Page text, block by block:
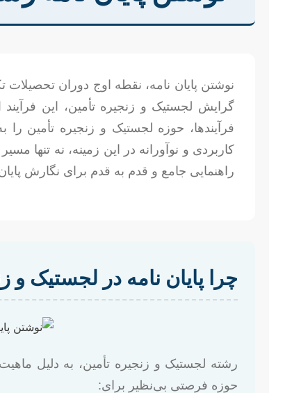
نوشتن پایان نامه، نقطه اوج دوران
گرایش لجستیک و زنجیره تأمین، این
فرآیندها، حوزه لجستیک و زنجیره تأمین
کاربردی و نوآورانه در این زمینه، نه
راهنمایی جامع و قدم به قدم برای نگارش
چرا پایان نامه در لجستیک و
رشته لجستیک و زنجیره تأمین، به دلیل
حوزه فرصتی بی‌نظیر برای: